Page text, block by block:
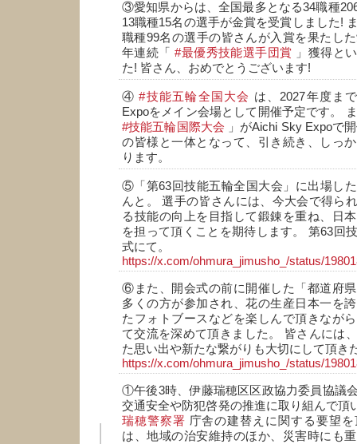
③愛知県からは、全国最多となる34職種
13職種15名の選手が金賞を受賞しました!
職種99名の選手の皆さんが入賞を果たし
年連続「#最優秀技能選手団賞 」獲得と
た! 皆さん、おめでとうございます!
④#技能五輪全国大会 は、2027年度ま
Expoをメイン会場として開催予定です。
#技能五輪国際大会 」がAichi Sky Expoで
の皆様と一体となって、引き続き、しっ
ります。
⑤「第63回技能五輪全国大会」に出場し
んと。 選手の皆さんには、今大会で得ら
る技能の向上を目指して鍛錬を重ね、日
を担って頂くことを期待します。 第63回
式にて。
https://x.com/ohmura_jimusho_/status/
⑥また、開会式の前に開催した「都道府
多くの方が参加され、花の生産日本一を
たフォトブースなどを楽しんで頂きなが
て交流を深めて頂きました。 皆さんには
た思い出や新たな繋がりも大切にして頂き
https://x.com/ohmura_jimusho_/status/
①午後3時、伊藤瑞穂区区政協力委員協議
交通安全や防犯啓発の推進に取り組んで頂
瑞穂警察署 庁舎の建替えに関する要望
は、地域の治安維持のほか、災害時にも